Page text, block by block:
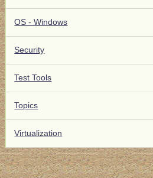
OS - Windows
Security
Test Tools
Topics
Virtualization